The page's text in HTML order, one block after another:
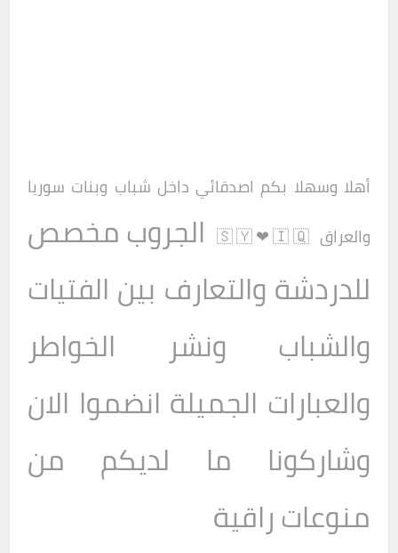
أهلا وسهلا بكم اصدقائي داخل شباب وبنات سوريا
والعراق 🇸🇾❤🇮🇶
الجروب مخصص
للدردشة والتعارف بين الفتيات
والشباب ونشر الخواطر
والعبارات الجميلة انضموا الان
وشاركونا ما لديكم من
منوعات راقية